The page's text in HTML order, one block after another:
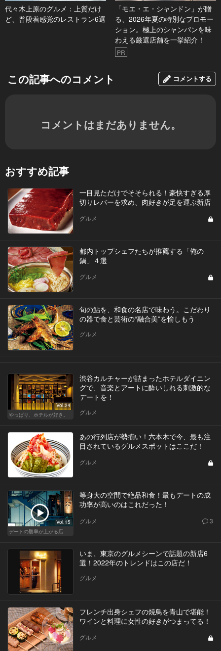
代々木上原のグルメ：上質だけ
ど、普段着感覚のレストラン6選
「モエ・エ・シャンドン」が贈
る、2026年夏の特別なプロモー
ション。極上のシャンパンを味
わえる厳選店舗を一挙紹介！
PR
この記事へのコメント コメントする
コメントはまだありません。
おすすめ記事
一目見ただけでそそられる！豪快すぎる厚
切りレバーを求め、肉好きが足を運ぶ新店
グルメ
都内トップシェフたちが推薦する「俺の
鍋」４選
グルメ
旬の鮎を、和食の名店で味わう。こだわり
の器で食と芸術の“融合美”を愉しもう
グルメ
Vol.24
やっぱり、ホテルが好き。
渋谷カルチャーが詰まったホテルダイニン
グで、音楽とアートに酔いしれる刺激的な
デートを！
グルメ
あの行列店が勢揃い！六本木で今、最も注
目されているグルメスポットはここだ！
グルメ
Vol.15
デートの勝率が上がる店
等身大の空間で絶品和食！最もデートの成
功率が高いのはこれだった！
グルメ 3
いま、東京のグルメシーンで話題の新店6
選！2022年のトレンドはこの店だ！
グルメ
フレンチ出身シェフの焼鳥を青山で堪能！
ワインと料理に女性の好きがつまってる！
グルメ